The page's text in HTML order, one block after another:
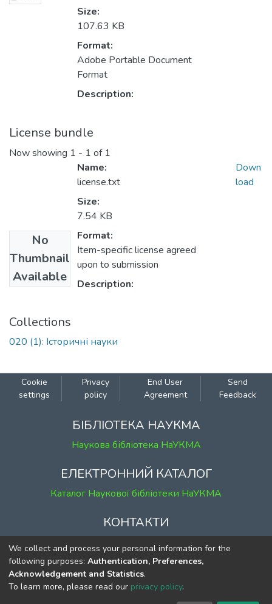
Size:
107.63 KB
Format:
Adobe Portable Document
Format
Description:
License bundle
Now showing 1 - 1 of 1
No
Thumbnail
Available
Name:
license.txt
Size:
7.54 KB
Format:
Item-specific license agreed
upon to submission
Description:
Down
load
Collections
020 (1): Iсторичні науки
Cookie
settings
Privacy
policy
End User
Agreement
Send
Feedback
БІБЛІОТЕКА НАУКМА
Наукова бібліотека НаУКМА
ЕЛЕКТРОННИЙ КАТАЛОГ
Каталог Наукової бібліотеки НаУКМА
КОНТАКТИ
м. Київ, вул. Григорія Сковороди, 2
к. 1, к. 120
тел. (044) 463-69-31
ekmair@ukma.edu.ua
We collect and process your personal information for the
following purposes: Authentication, Preferences,
Acknowledgement and Statistics.
To learn more, please read our privacy policy.